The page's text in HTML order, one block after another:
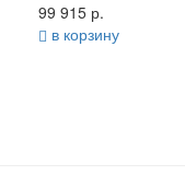
99 915 р.
в корзину